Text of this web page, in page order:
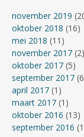
november 2019
oktober 2018 (16)
mei 2018 (11)
november 2017 (2)
oktober 2017 (5)
september 2017
april 2017 (1)
maart 2017 (1)
oktober 2016 (13)
september 2016